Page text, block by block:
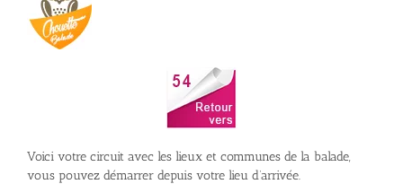
Voici votre circuit avec les lieux et communes de la balade,
vous pouvez démarrer depuis votre lieu d’arrivée.